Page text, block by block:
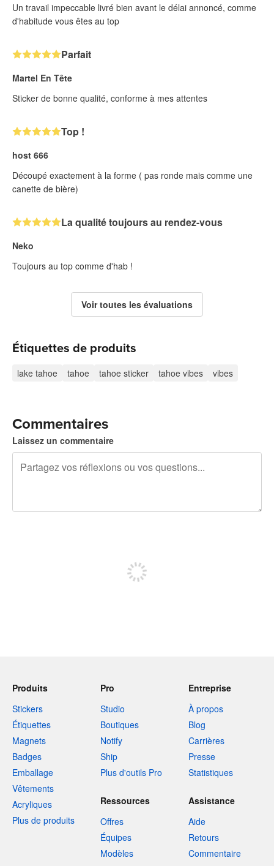
Un travail impeccable livré bien avant le délai annoncé, comme
d'habitude vous êtes au top
Parfait
Martel En Tête
Sticker de bonne qualité, conforme à mes attentes
Top !
host 666
Découpé exactement à la forme ( pas ronde mais comme une
canette de bière)
La qualité toujours au rendez-vous
Neko
Toujours au top comme d'hab !
Voir toutes les évaluations
Étiquettes de produits
lake tahoe tahoe tahoe sticker tahoe vibes vibes
Commentaires
Laissez un commentaire
Produits
Stickers
Étiquettes
Magnets
Badges
Emballage
Vêtements
Acryliques
Plus de produits
Pro
Studio
Boutiques
Notify
Ship
Plus d'outils Pro
Entreprise
À propos
Blog
Carrières
Presse
Statistiques
Ressources
Offres
Équipes
Modèles
Assistance
Aide
Retours
Commentaire